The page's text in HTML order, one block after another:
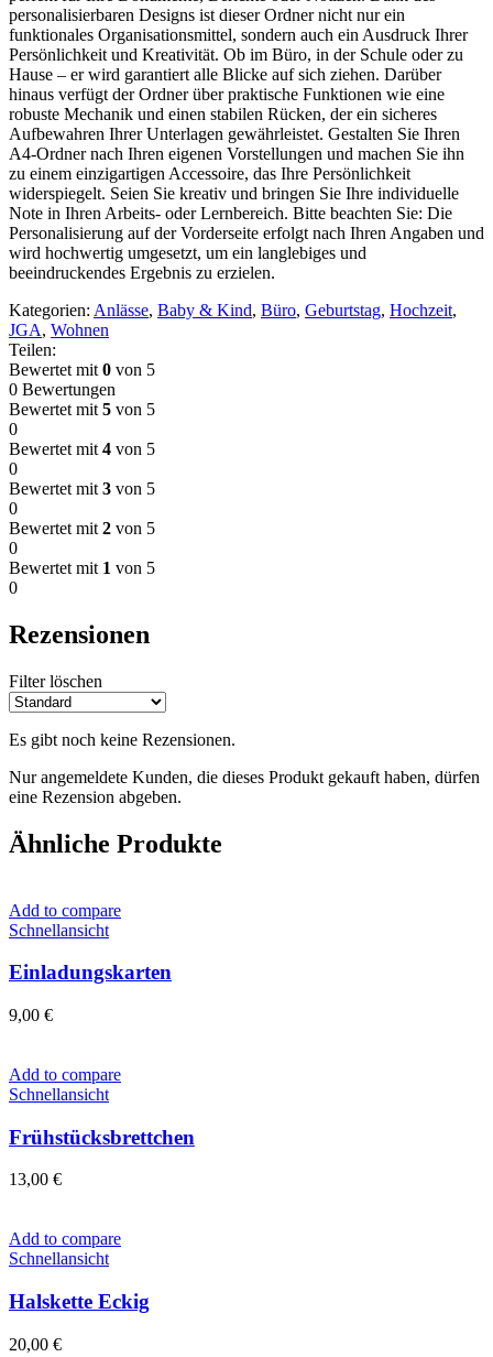
personalisierbaren Designs ist dieser Ordner nicht nur ein
funktionales Organisationsmittel, sondern auch ein Ausdruck Ihrer
Persönlichkeit und Kreativität. Ob im Büro, in der Schule oder zu
Hause – er wird garantiert alle Blicke auf sich ziehen. Darüber
hinaus verfügt der Ordner über praktische Funktionen wie eine
robuste Mechanik und einen stabilen Rücken, der ein sicheres
Aufbewahren Ihrer Unterlagen gewährleistet. Gestalten Sie Ihren
A4-Ordner nach Ihren eigenen Vorstellungen und machen Sie ihn
zu einem einzigartigen Accessoire, das Ihre Persönlichkeit
widerspiegelt. Seien Sie kreativ und bringen Sie Ihre individuelle
Note in Ihren Arbeits- oder Lernbereich. Bitte beachten Sie: Die
Personalisierung auf der Vorderseite erfolgt nach Ihren Angaben und
wird hochwertig umgesetzt, um ein langlebiges und
beeindruckendes Ergebnis zu erzielen.
Kategorien: Anlässe, Baby & Kind, Büro, Geburtstag, Hochzeit,
JGA, Wohnen
Teilen:
Bewertet mit 0 von 5
0 Bewertungen
Bewertet mit 5 von 5
0
Bewertet mit 4 von 5
0
Bewertet mit 3 von 5
0
Bewertet mit 2 von 5
0
Bewertet mit 1 von 5
0
Rezensionen
Filter löschen
Es gibt noch keine Rezensionen.
Nur angemeldete Kunden, die dieses Produkt gekauft haben, dürfen
eine Rezension abgeben.
Ähnliche Produkte
Add to compare
Schnellansicht
Einladungskarten
9,00 €
Add to compare
Schnellansicht
Frühstücksbrettchen
13,00 €
Add to compare
Schnellansicht
Halskette Eckig
20,00 €